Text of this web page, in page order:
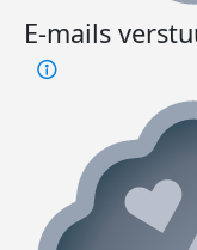
E-mails